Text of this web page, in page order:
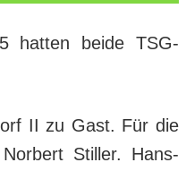
hatten beide TSG-
II zu Gast. Für die
Stiller. Hans-